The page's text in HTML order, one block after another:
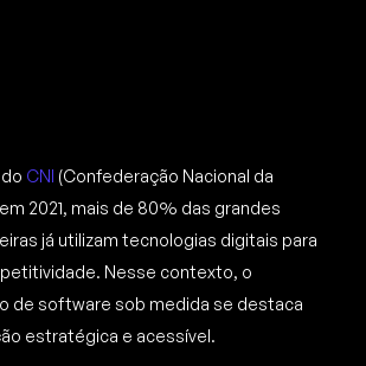
CNI (Confederação Nacional da
2021, mais de 80% das grandes
já utilizam tecnologias digitais para
Nesse contexto, o
de software sob medida se destaca
estratégica e acessível.